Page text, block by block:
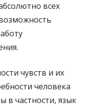
всех
чувств и их
человека
частности, язык